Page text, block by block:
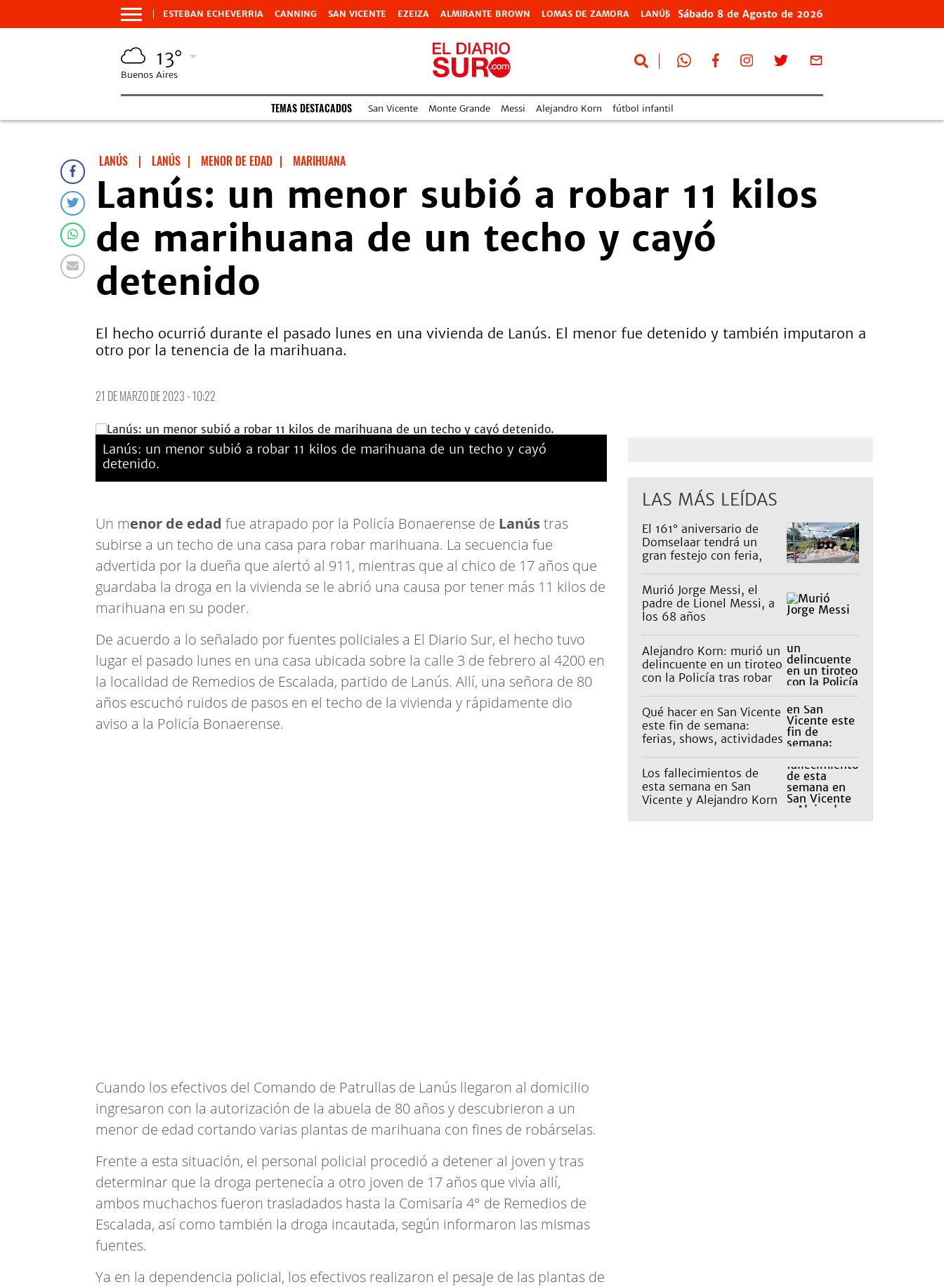
ESTEBAN ECHEVERRIA CANNING SAN VICENTE EZEIZA ALMIRANTE BROWN LOMAS DE ZAMORA LANÚS Sábado 8 de Agosto de 2026
13°
Buenos Aires
TEMAS DESTACADOS San Vicente Monte Grande Messi Alejandro Korn fútbol infantil
LANÚS | LANÚS | MENOR DE EDAD | MARIHUANA
Lanús: un menor subió a robar 11 kilos
de marihuana de un techo y cayó
detenido
El hecho ocurrió durante el pasado lunes en una vivienda de Lanús. El menor fue detenido y también imputaron a
otro por la tenencia de la marihuana.
21 DE MARZO DE 2023 - 10:22
Lanús: un menor subió a robar 11 kilos de marihuana de un techo y cayó
detenido.
Un menor de edad fue atrapado por la Policía Bonaerense de Lanústras
subirse a un techo de una casa para robar marihuana. La secuencia fue
advertida por la dueña que alertó al 911, mientras que al chico de 17 años que
guardaba la droga en la vivienda se le abrió una causa por tener más 11 kilos de
marihuana en su poder.
De acuerdo a lo señalado por fuentes policiales a El Diario Sur, el hecho tuvo
lugar el pasado lunes en una casa ubicada sobre la calle 3 de febrero al 4200 en
la localidad de Remedios de Escalada, partido de Lanús. Allí, una señora de 80
años escuchó ruidos de pasos en el techo de la vivienda y rápidamente dio
aviso a la Policía Bonaerense.
Cuando los efectivos del Comando de Patrullas de Lanús llegaron al domicilio
ingresaron con la autorización de la abuela de 80 años y descubrieron a un
menor de edad cortando varias plantas de marihuana con fines de robárselas.
Frente a esta situación, el personal policial procedió a detener al joven y tras
determinar que la droga pertenecía a otro joven de 17 años que vivía allí,
ambos muchachos fueron trasladados hasta la Comisaría 4° de Remedios de
Escalada, así como también la droga incautada, según informaron las mismas
fuentes.
Ya en la dependencia policial, los efectivos realizaron el pesaje de las plantas de
LAS MÁS LEÍDAS
El 161° aniversario de
Domselaar tendrá un
gran festejo con feria,
propuestas para niños
Murió Jorge Messi, el
padre de Lionel Messi, a
los 68 años
Alejandro Korn: murió un
delincuente en un tiroteo
con la Policía tras robar
Qué hacer en San Vicente
este fin de semana:
ferias, shows, actividades
niños
Los fallecimientos de
esta semana en San
Vicente y Alejandro Korn